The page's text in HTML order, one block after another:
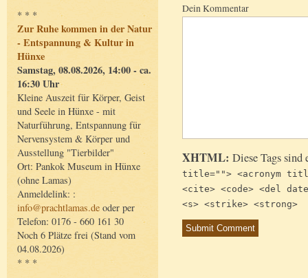
* * *
Zur Ruhe kommen in der Natur
- Entspannung & Kultur in
Hünxe
Samstag, 08.08.2026, 14:00 - ca.
16:30 Uhr
Kleine Auszeit für Körper, Geist
und Seele in Hünxe - mit
Naturführung, Entspannung für
Nervensystem & Körper und
Ausstellung "Tierbilder"
Ort: Pankok Museum in Hünxe
(ohne Lamas)
Anmeldelink: :
info@prachtlamas.de oder per
Telefon: 0176 - 660 161 30
Noch 6 Plätze frei (Stand vom
04.08.2026)
* * *
Dein Kommentar
XHTML: Diese Tags
title=""> <acronym
<cite> <code> <del
<s> <strike> <strong>